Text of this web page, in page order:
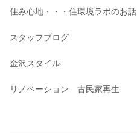
住み心地・・・住環境ラボのお話
スタッフブログ
金沢スタイル
リノベーション 古民家再生